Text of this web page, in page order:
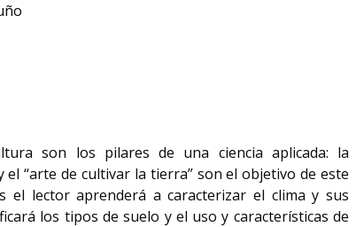
son los pilares de una ciencia aplicada: la
“arte de cultivar la tierra” son el objetivo de este
el lector aprenderá a caracterizar el clima y sus
los tipos de suelo y el uso y características de